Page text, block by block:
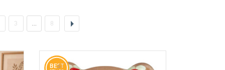
3 … 8